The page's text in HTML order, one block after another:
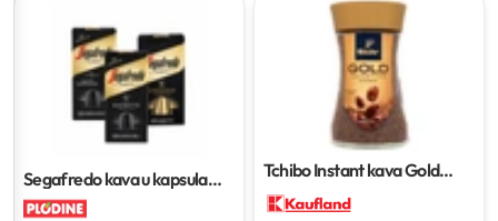
Segafredo kava u kapsulama
51 g
Tchibo Instant kava Gold
Selection